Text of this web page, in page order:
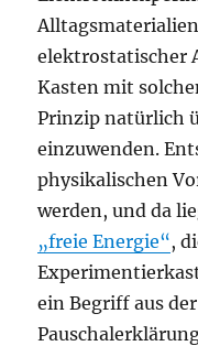
elektrostatischer
Kasten mit
Prinzip natürlich
einzuwenden.
physikalischen
werden, und da
„freie Energie“,
ein Begriff aus